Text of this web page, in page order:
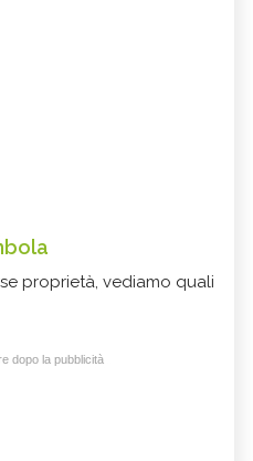
proprietà, vediamo quali
dopo la pubblicità